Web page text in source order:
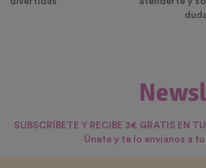
SUBSCRÍBETE Y RECIBE 3€ GRATIS EN
Únete y te lo envíanos a